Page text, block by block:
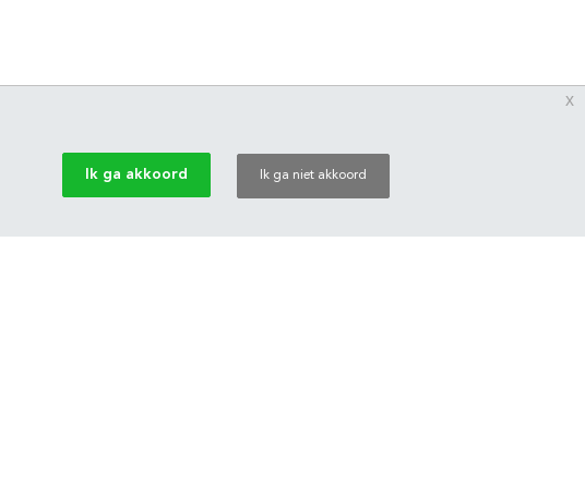
Ik ga akkoord Ik ga niet akkoord
x